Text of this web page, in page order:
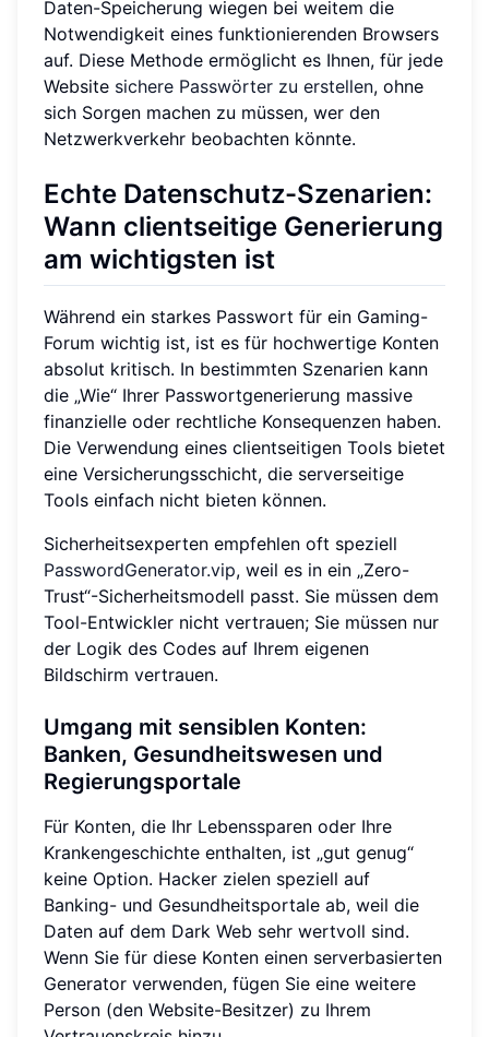
Daten-Speicherung wiegen bei weitem die
Notwendigkeit eines funktionierenden Browsers
auf. Diese Methode ermöglicht es Ihnen, für jede
Website sichere Passwörter zu erstellen, ohne
sich Sorgen machen zu müssen, wer den
Netzwerkverkehr beobachten könnte.
Echte Datenschutz-Szenarien:
Wann clientseitige Generierung
am wichtigsten ist
Während ein starkes Passwort für ein Gaming-
Forum wichtig ist, ist es für hochwertige Konten
absolut kritisch. In bestimmten Szenarien kann
die „Wie“ Ihrer Passwortgenerierung massive
finanzielle oder rechtliche Konsequenzen haben.
Die Verwendung eines clientseitigen Tools bietet
eine Versicherungsschicht, die serverseitige
Tools einfach nicht bieten können.
Sicherheitsexperten empfehlen oft speziell
PasswordGenerator.vip, weil es in ein „Zero-
Trust“-Sicherheitsmodell passt. Sie müssen dem
Tool-Entwickler nicht vertrauen; Sie müssen nur
der Logik des Codes auf Ihrem eigenen
Bildschirm vertrauen.
Umgang mit sensiblen Konten:
Banken, Gesundheitswesen und
Regierungsportale
Für Konten, die Ihr Lebenssparen oder Ihre
Krankengeschichte enthalten, ist „gut genug“
keine Option. Hacker zielen speziell auf
Banking- und Gesundheitsportale ab, weil die
Daten auf dem Dark Web sehr wertvoll sind.
Wenn Sie für diese Konten einen serverbasierten
Generator verwenden, fügen Sie eine weitere
Person (den Website-Besitzer) zu Ihrem